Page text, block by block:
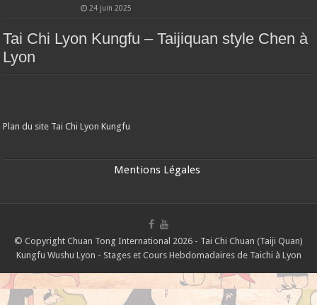
24 juin 2025
Tai Chi Lyon Kungfu – Taijiquan style Chen à
Lyon
Plan du site Tai Chi Lyon Kungfu
Mentions Légales
© Copyright Chuan Tong International 2026 - Tai Chi Chuan (Taiji Quan)
Kungfu Wushu Lyon - Stages et Cours Hebdomadaires de Taichi à Lyon